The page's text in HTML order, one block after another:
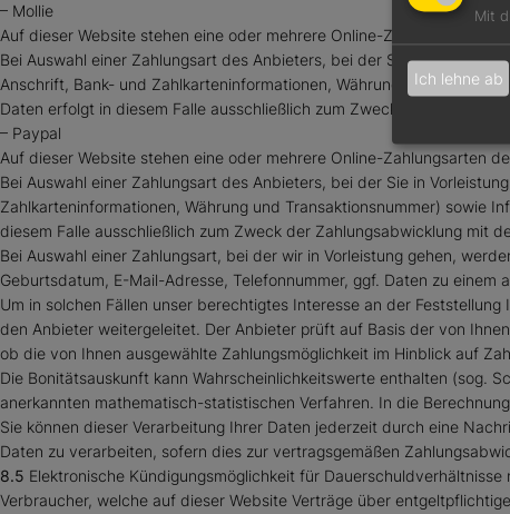
– Mollie
Auf dieser Website stehen eine oder mehrere Online-Zahlungsarten
Bei Auswahl einer Zahlungsart des Anbieters, bei der Sie in
Anschrift, Bank- und Zahlkarteninformationen, Währung und
Daten erfolgt in diesem Falle ausschließlich zum Zweck der
– Paypal
Auf dieser Website stehen eine oder mehrere Online-Zahlungsarten
Bei Auswahl einer Zahlungsart des Anbieters, bei der Sie in
Zahlkarteninformationen, Währung und Transaktionsnummer) sowie
diesem Falle ausschließlich zum Zweck der Zahlungsabwicklung mit
Bei Auswahl einer Zahlungsart, bei der wir in Vorleistung gehen,
Geburtsdatum, E-Mail-Adresse, Telefonnummer, ggf. Daten zu einem
Um in solchen Fällen unser berechtigtes Interesse an der
den Anbieter weitergeleitet. Der Anbieter prüft auf Basis der von
ob die von Ihnen ausgewählte Zahlungsmöglichkeit im Hinblick auf
Die Bonitätsauskunft kann Wahrscheinlichkeitswerte enthalten (sog.
anerkannten mathematisch-statistischen Verfahren. In die
Sie können dieser Verarbeitung Ihrer Daten jederzeit durch eine
Daten zu verarbeiten, sofern dies zur vertragsgemäßen
8.5 Elektronische Kündigungsmöglichkeit für Dauerschuldverhältnisse
Verbraucher, welche auf dieser Website Verträge über
Mit
Ich lehne ab